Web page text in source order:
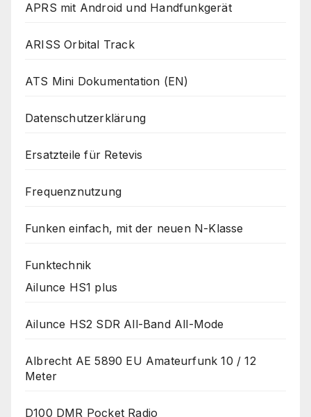
APRS mit Android und Handfunkgerät
ARISS Orbital Track
ATS Mini Dokumentation (EN)
Datenschutzerklärung
Ersatzteile für Retevis
Frequenznutzung
Funken einfach, mit der neuen N-Klasse
Funktechnik
Ailunce HS1 plus
Ailunce HS2 SDR All-Band All-Mode
Albrecht AE 5890 EU Amateurfunk 10 / 12
Meter
D100 DMR Pocket Radio